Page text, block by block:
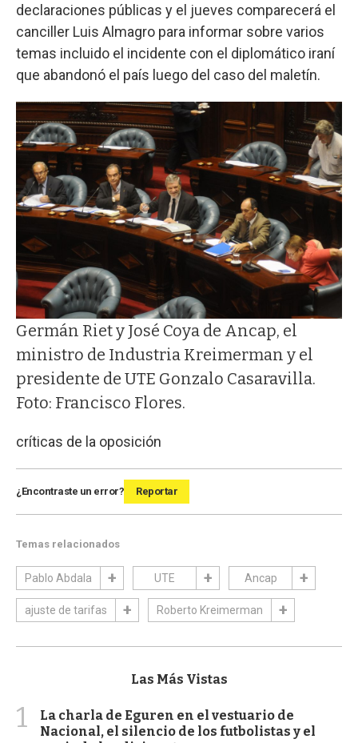
declaraciones públicas y el jueves comparecerá el
canciller Luis Almagro para informar sobre varios
temas incluido el incidente con el diplomático iraní
que abandonó el país luego del caso del maletín.
Germán Riet y José Coya de Ancap, el
ministro de Industria Kreimerman y el
presidente de UTE Gonzalo Casaravilla.
Foto: Francisco Flores.
críticas de la oposición
¿Encontraste un error? Reportar
Temas relacionados
Pablo Abdala UTE Ancap
ajuste de tarifas Roberto Kreimerman
Las Más Vistas
1
La charla de Eguren en el vestuario de
Nacional, el silencio de los futbolistas y el